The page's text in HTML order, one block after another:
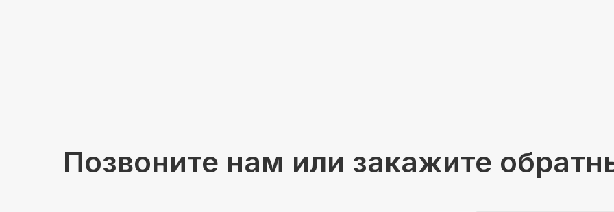
Позвоните нам или закажите